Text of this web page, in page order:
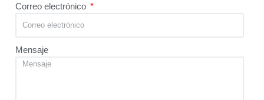
Correo electrónico
Mensaje